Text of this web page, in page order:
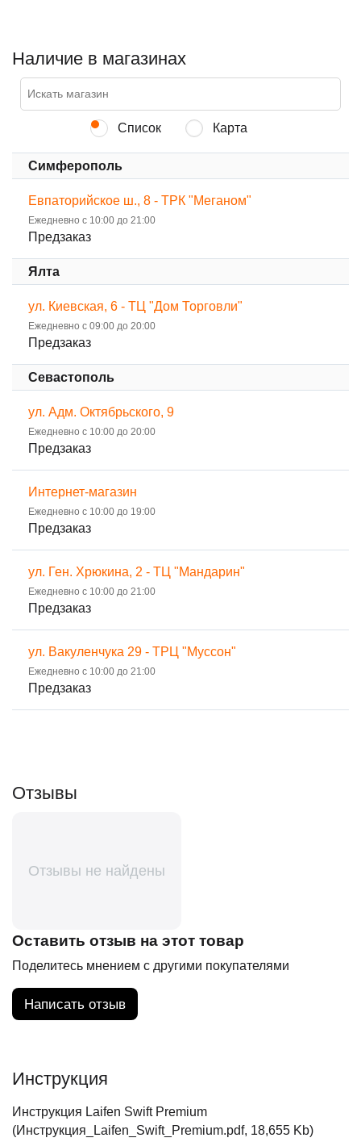
Наличие в магазинах
Список Карта
Симферополь
Евпаторийское ш., 8 - ТРК "Меганом"
Ежедневно с 10:00 до 21:00
Предзаказ
Ялта
ул. Киевская, 6 - ТЦ "Дом Торговли"
Ежедневно с 09:00 до 20:00
Предзаказ
Севастополь
ул. Адм. Октябрьского, 9
Ежедневно с 10:00 до 20:00
Предзаказ
Интернет-магазин
Ежедневно с 10:00 до 19:00
Предзаказ
ул. Ген. Хрюкина, 2 - ТЦ "Мандарин"
Ежедневно с 10:00 до 21:00
Предзаказ
ул. Вакуленчука 29 - ТРЦ "Муссон"
Ежедневно с 10:00 до 21:00
Предзаказ
Отзывы
Отзывы не найдены
Оставить отзыв на этот товар
Поделитесь мнением с другими покупателями
Написать отзыв
Инструкция
Инструкция Laifen Swift Premium
(Инструкция_Laifen_Swift_Premium.pdf, 18,655 Kb)